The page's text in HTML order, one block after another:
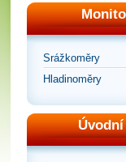
Srážkoměry
Hladinoměry